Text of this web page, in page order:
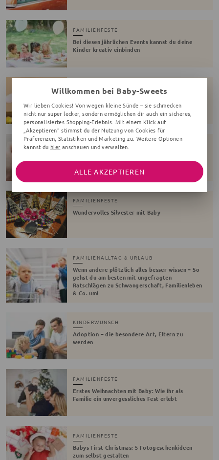
FAMILIENFESTE
Bei diesen jährlichen Events kannst du deine
Kinder kreativ einbinden
FAMILIENFESTE
perfekte Osterfest mit Kind
KINDERWUNSCH
frühzeitig denken?
FAMILIENFESTE
Wundervolles Silvester mit Baby
FAMILIENALLTAG & URLAUB
Wenn andere plötzlich alles besser wissen – So
gehst du am besten mit ungefragten
Ratschlägen zu Schwangerschaft, Familienleben
& Co. um!
KINDERWUNSCH
Adoption – die besondere Art, Eltern zu
werden
FAMILIENFESTE
Erstes Weihnachten mit Baby: Wie ihr als
Familie ein unvergessliches Fest erlebt
FAMILIENFESTE
Babys First Christmas: 5 Fotogeschenkideen
zum selbst gestalten
Willkommen bei Baby-Sweets
Wir lieben Cookies! Von wegen kleine Sünde – sie schmecken
nicht nur super lecker, sondern ermöglichen dir auch ein sicheres,
personalisiertes Shopping-Erlebnis. Mit einem Klick auf
„Akzeptieren“ stimmst du der Nutzung von Cookies für
Präferenzen, Statistiken und Marketing zu. Weitere Optionen
kannst du hier anschauen und verwalten.
ALLE AKZEPTIEREN